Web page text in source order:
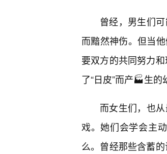
曾经，男生们
而黯然神伤。但当
要双方的共同努力
了“日皮”而产🏭生的
而女生们，也
戏。她们会学会主
么。曾经那些含蓄